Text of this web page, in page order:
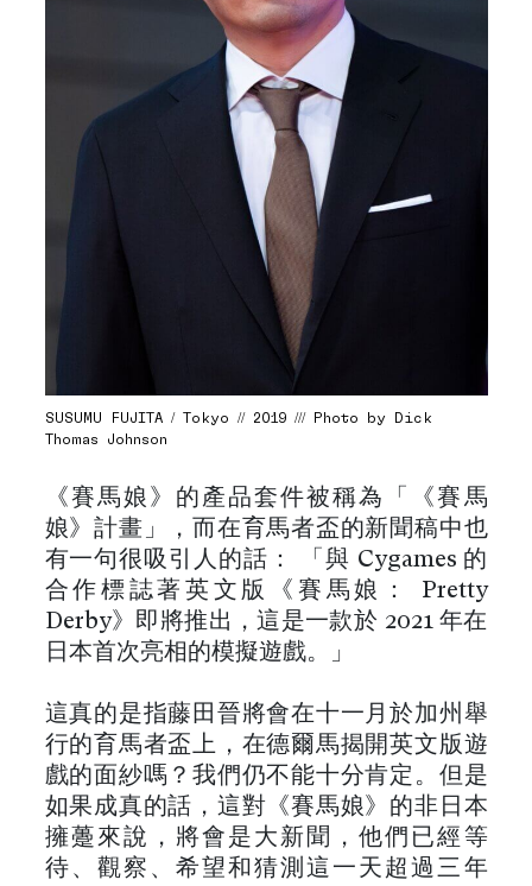
SUSUMU FUJITA / Tokyo // 2019 /// Photo by Dick
Thomas Johnson
《賽馬娘》的產品套件被稱為「《賽馬
娘》計畫」，而在育馬者盃的新聞稿中也
有一句很吸引人的話： 「與 Cygames 的
合作標誌著英文版《賽馬娘： Pretty
Derby》即將推出，這是一款於 2021 年在
日本首次亮相的模擬遊戲。」
這真的是指藤田晉將會在十一月於加州舉
行的育馬者盃上，在德爾馬揭開英文版遊
戲的面紗嗎？我們仍不能十分肯定。但是
如果成真的話，這對《賽馬娘》的非日本
擁躉來說，將會是大新聞，他們已經等
待、觀察、希望和猜測這一天超過三年